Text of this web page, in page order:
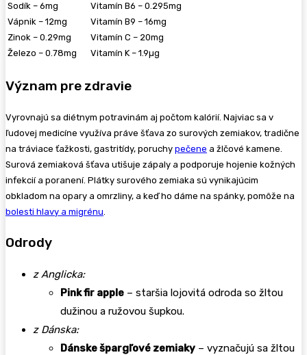
Sodík – 6mg
Vápnik – 12mg
Zinok – 0.29mg
Železo – 0.78mg
Vitamín B6 – 0.295mg
Vitamín B9 – 16mg
Vitamín C – 20mg
Vitamín K – 1.9µg
Význam pre zdravie
Vyrovnajú sa diétnym potravinám aj počtom kalórií. Najviac sa v
ľudovej medicíne využíva práve šťava zo surových zemiakov, tradične
na tráviace ťažkosti, gastritídy, poruchy pečene a žlčové kamene.
Surová zemiaková šťava utišuje zápaly a podporuje hojenie kožných
infekcií a poranení. Plátky surového zemiaka sú vynikajúcim
obkladom na opary a omrzliny, a keď ho dáme na spánky, pomôže na
bolesti hlavy a migrénu
Odrody
z Anglicka:
Pink fir apple – staršia lojovitá odroda so žltou
dužinou a ružovou šupkou.
z Dánska:
Dánske špargľové zemiaky – vyznačujú sa žltou